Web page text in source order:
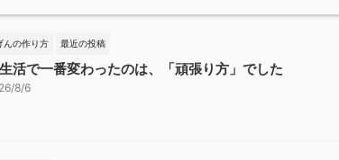
んの作り方 最近の投稿
活で一番変わったのは、「頑張り方」でした
8/6